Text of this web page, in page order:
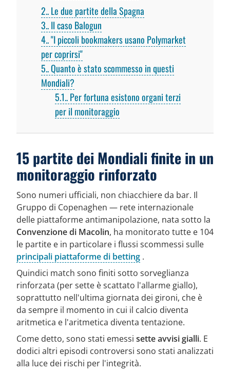
2. Le due partite della Spagna
3. Il caso Balogun
4. "I piccoli bookmakers usano Polymarket
per coprirsi"
5. Quanto è stato scommesso in questi
Mondiali?
5.1. Per fortuna esistono organi terzi
per il monitoraggio
15 partite dei Mondiali finite in un
monitoraggio rinforzato
Sono numeri ufficiali, non chiacchiere da bar. Il
Gruppo di Copenaghen — rete internazionale
delle piattaforme antimanipolazione, nata sotto la
Convenzione di Macolin, ha monitorato tutte e 104
le partite e in particolare i flussi scommessi sulle
principali piattaforme di betting .
Quindici match sono finiti sotto sorveglianza
rinforzata (per sette è scattato l'allarme giallo),
soprattutto nell'ultima giornata dei gironi, che è
da sempre il momento in cui il calcio diventa
aritmetica e l'aritmetica diventa tentazione.
Come detto, sono stati emessi sette avvisi gialli. E
dodici altri episodi controversi sono stati analizzati
alla luce dei rischi per l'integrità.